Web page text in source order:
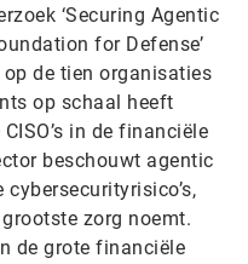
‘Securing Agentic
for Defense’
de tien organisaties
op schaal heeft
in de financiële
beschouwt agentic
zorg noemt.
de grote financiële